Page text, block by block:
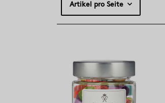
Artikel pro Seite